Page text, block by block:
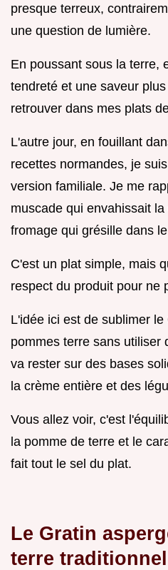
presque terreux,
une question de lumière.
En poussant sous la terre,
tendreté et une saveur
retrouver dans mes plats
L'autre jour, en fouillant
recettes normandes, je
version familiale. Je me
muscade qui envahissait
fromage qui grésille dans
C'est un plat simple, mais
respect du produit pour ne
L'idée ici est de sublimer
pommes terre sans utiliser
va rester sur des bases
la crème entière et des
Vous allez voir, c'est
la pomme de terre et le
fait tout le sel du plat.
Le Gratin
terre traditionnel